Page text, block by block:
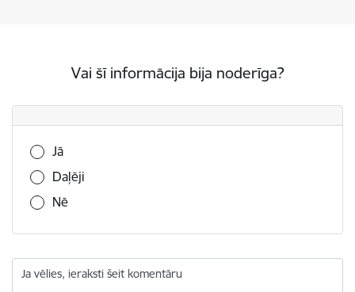
Vai šī informācija bija noderīga?
Vai šī informācija bija noderīga?
Jā
Daļēji
Nē
Ja vēlies, ieraksti šeit komentāru